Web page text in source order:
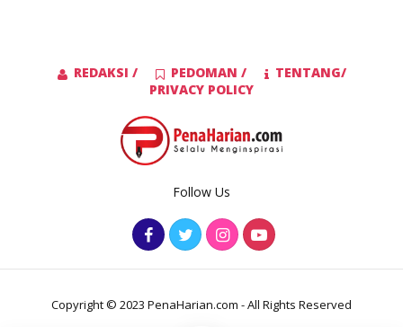
REDAKSI / PEDOMAN /
TENTANG/
PRIVACY POLICY
Follow Us
Copyright © 2023 PenaHarian.com - All Rights Reserved